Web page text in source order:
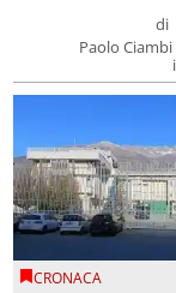
di
Paolo Ciambi
CRONACA